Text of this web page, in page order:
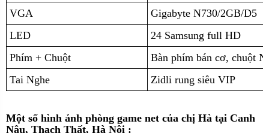
VGA
Gigabyte N730/2GB/D5
LED
24 Samsung full HD
Phím + Chuột
Bàn phím bán cơ, chuột
Tai Nghe
Zidli rung siêu VIP
Một số hình ảnh phòng game net của chị Hà tại Canh
Nậu, Thạch Thất, Hà Nội :